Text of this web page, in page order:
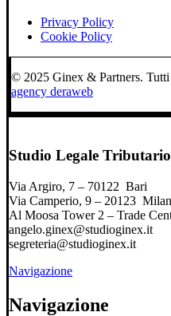
Privacy Policy
Cookie Policy
© 2025 Ginex & Partners.
agency deraweb
Studio Legale
Via Argiro, 7 – 70122 Bari
Via Camperio, 9 – 20123
Al Moosa Tower 2 – Trade
angelo.ginex@studioginex.it
segreteria@studioginex.it
Navigazione
Navigazione